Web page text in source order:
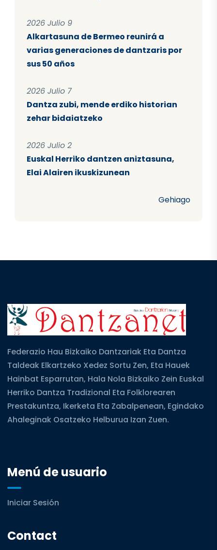
2026 Julio 9
Alkartasuna de Bermeo reunirá a
varias generaciones de dantzaris por
sus 50 años
2026 Julio 7
Dantza zubi, mende erdiko historian
zehar bidaiatzeko
2026 Julio 2
Euskal Herriko dantzen aniztasuna,
Elai Alairen ikuskizunean
Gehiago
Federazio Hau Bizkaiko Dantzariak Eta Dantza
Taldeak Elkartzeko Xedez Sortu Zen, Eta Hauek
Hainbat Esparrutan, Hala Nola Bizkaiko Zein Euskal
Herriko Dantza Tradizional Eta Folklorearen
Prestakuntza, Ikerketa Eta Zabalpenean, Egindako
Ahaleginak Osatzeko Helburua Izan Zuen.
Menú de usuario
Iniciar Sesión
Contact